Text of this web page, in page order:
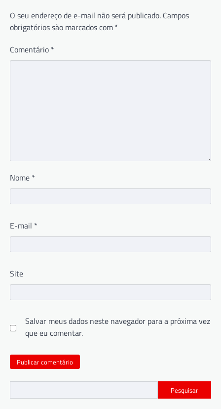
O seu endereço de e-mail não será publicado. Campos
obrigatórios são marcados com *
Comentário *
Nome *
E-mail *
Site
Salvar meus dados neste navegador para a próxima vez
que eu comentar.
Pesquisar